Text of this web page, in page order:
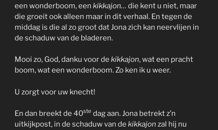
een wonderboom, een kikkajon… die kent u niet, maar
die groeit ook alleen maar in dit verhaal. En tegen de
middag is die al zo groot dat Jona zich kan neervlijen in
de schaduw van de bladeren.
Mooi zo, God, danku voor de kikkajon, wat een pracht
boom, wat een wonderboom. Zo ken ik u weer.
U zorgt voor uw knecht!
En dan breekt de 40ste dag aan. Jona betrekt z’n
uitkijkpost, in de schaduw van de kikkajon zal hij nu